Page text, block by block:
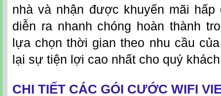
nhà và nhận được khuyến mãi hấp
diễn ra nhanh chóng hoàn thành
lựa chọn thời gian theo nhu cầu
lại sự tiện lợi cao nhất cho quý
CHI TIẾT CÁC GÓI CƯỚC WIFI